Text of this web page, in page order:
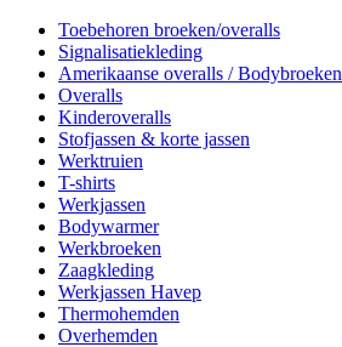
Toebehoren broeken/overalls
Signalisatiekleding
Amerikaanse overalls / Bodybroeken
Overalls
Kinderoveralls
Stofjassen & korte jassen
Werktruien
T-shirts
Werkjassen
Bodywarmer
Werkbroeken
Zaagkleding
Werkjassen Havep
Thermohemden
Overhemden